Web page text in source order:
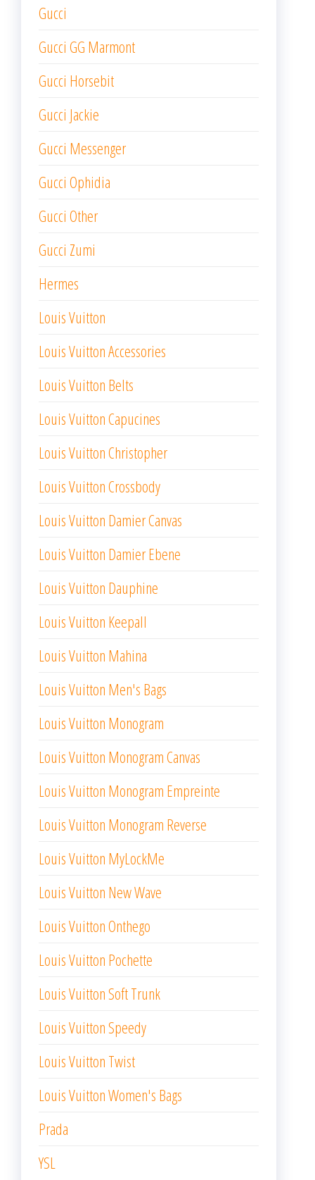
Gucci
Gucci GG Marmont
Gucci Horsebit
Gucci Jackie
Gucci Messenger
Gucci Ophidia
Gucci Other
Gucci Zumi
Hermes
Louis Vuitton
Louis Vuitton Accessories
Louis Vuitton Belts
Louis Vuitton Capucines
Louis Vuitton Christopher
Louis Vuitton Crossbody
Louis Vuitton Damier Canvas
Louis Vuitton Damier Ebene
Louis Vuitton Dauphine
Louis Vuitton Keepall
Louis Vuitton Mahina
Louis Vuitton Men's Bags
Louis Vuitton Monogram
Louis Vuitton Monogram Canvas
Louis Vuitton Monogram Empreinte
Louis Vuitton Monogram Reverse
Louis Vuitton MyLockMe
Louis Vuitton New Wave
Louis Vuitton Onthego
Louis Vuitton Pochette
Louis Vuitton Soft Trunk
Louis Vuitton Speedy
Louis Vuitton Twist
Louis Vuitton Women's Bags
Prada
YSL